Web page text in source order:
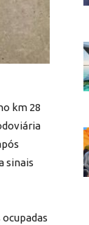
km 28
sinais